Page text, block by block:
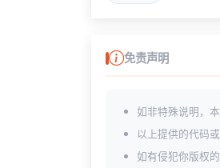
免责声明
如非特殊说明，
以上提供的代码
如有侵犯你版权